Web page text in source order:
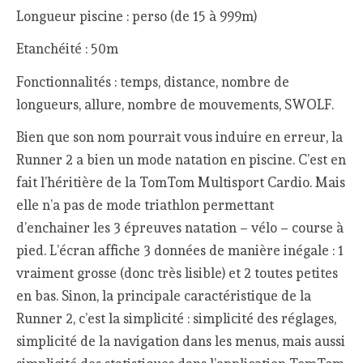
Longueur piscine : perso (de 15 à 999m)
Etanchéité : 50m
Fonctionnalités : temps, distance, nombre de
longueurs, allure, nombre de mouvements, SWOLF.
Bien que son nom pourrait vous induire en erreur, la
Runner 2 a bien un mode natation en piscine. C’est en
fait l’héritière de la TomTom Multisport Cardio. Mais
elle n’a pas de mode triathlon permettant
d’enchainer les 3 épreuves natation – vélo – course à
pied. L’écran affiche 3 données de manière inégale : 1
vraiment grosse (donc très lisible) et 2 toutes petites
en bas. Sinon, la principale caractéristique de la
Runner 2, c’est la simplicité : simplicité des réglages,
simplicité de la navigation dans les menus, mais aussi